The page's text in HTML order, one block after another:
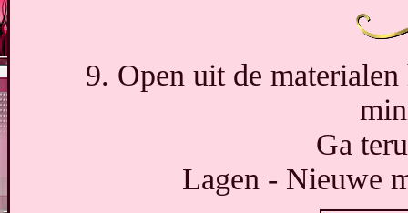
9. Open uit de
Ga
Lagen - Nieuwe